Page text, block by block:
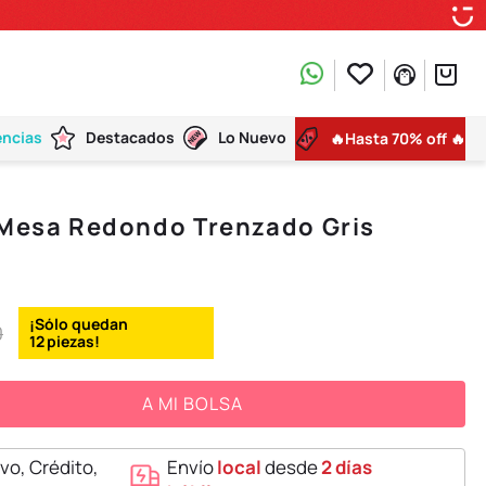
Destacados Lo Nuevo 🔥Hasta 70% off 🔥
Redondo Trenzado Gris
12
A MI BOLSA
Crédito,
Envíolocaldesde2 días